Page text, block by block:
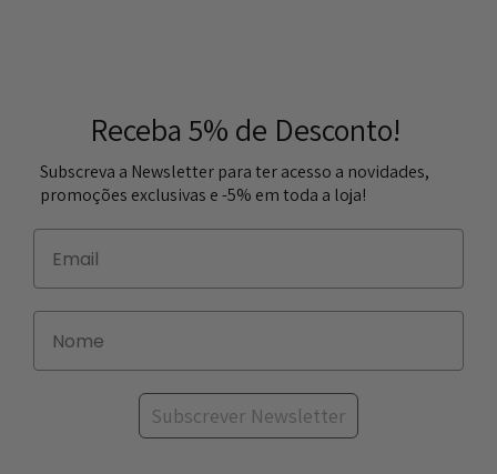
Receba 5% de Desconto!
Subscreva a Newsletter para ter acesso a novidades,
promoções exclusivas e -5% em toda a loja!
Subscrever Newsletter